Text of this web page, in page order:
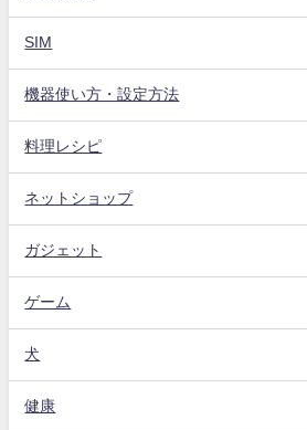
SIM
機器使い方・設定方法
料理レシピ
ネットショップ
ガジェット
ゲーム
犬
健康